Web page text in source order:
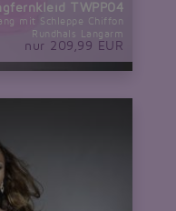
TWPP04
mit Schleppe Chiffon
Rundhals Langarm
nur 209,99 EUR